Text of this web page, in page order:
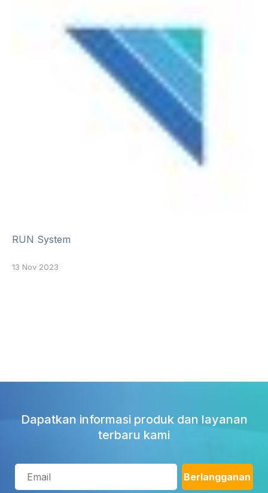
RUN System
13 Nov 2023
Dapatkan informasi produk dan layanan
terbaru kami